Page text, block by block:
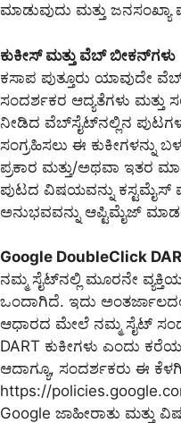
ಮಾಡುವುದು ಮತ್ತು ಜನಸಂಖ್ಯಾ
ಕುಕೀಸ್ ಮತ್ತು ವೆಬ್ ಬೀಕನ್‌ಗಳು
ಕಸಾಪ ಪುತ್ತೂರು ಯಾವುದೇ
ಸಂದರ್ಶಕರ ಆದ್ಯತೆಗಳು ಮತ್ತು
ನೀಡಿದ ವೆಬ್‌ಸೈಟ್‌ನಲ್ಲಿನ
ಸಂಗ್ರಹಿಸಲು ಈ ಕುಕೀಗಳನ್ನು
ಪ್ರಕಾರ ಮತ್ತು/ಅಥವಾ ಇತರ
ಪುಟದ ವಿಷಯವನ್ನು
ಅನುಭವವನ್ನು ಆಪ್ಟಿಮೈಜ್
Google DoubleClick
ನಮ್ಮ ಸೈಟ್‌ನಲ್ಲಿ ಮೂರನೇ
ಒಂದಾಗಿದೆ. ಇದು
ಆಧಾರದ ಮೇಲೆ ನಮ್ಮ ಸೈಟ್
DART ಕುಕೀಗಳು ಎಂದು
ಆದಾಗ್ಯೂ, ಸಂದರ್ಶಕರು ಈ
https://
Google ಜಾಹೀರಾತು